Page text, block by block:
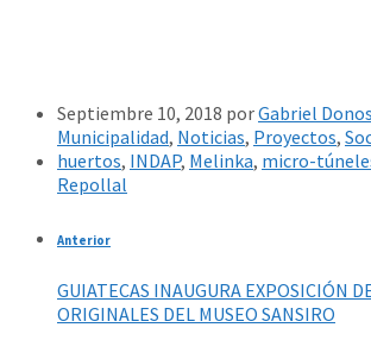
Septiembre 10, 2018 porGabriel
Municipalidad, Noticias, Proyectos,
huertos, INDAP, Melinka, micro-
Repollal
Anterior
GUIATECAS INAUGURA EXPOSICIÓN
ORIGINALES DEL MUSEO SANSIRO